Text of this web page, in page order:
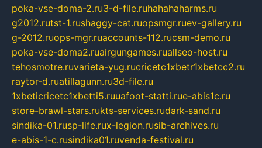
poka-vse-doma-2.ru3-d-file.ruhahahaharms.ru
g2012.rutst-1.rushaggy-cat.ruopsmgr.ruev-gallery.ru
g-2012.ruops-mgr.ruaccounts-112.rucsm-demo.ru
poka-vse-doma2.ruairgungames.ruallseo-host.ru
tehosmotre.ruvarieta-yug.rucricetc1xbetr1xbetcc2.ru
raytor-d.ruatillagunn.ru3d-file.ru
1xbeticricetc1xbetti5.ruuafoot-statti.rue-abis1c.ru
store-brawl-stars.rukts-services.rudark-sand.ru
sindika-01.rusp-life.rux-legion.rusib-archives.ru
e-abis-1-c.rusindika01.ruvenda-festival.ru